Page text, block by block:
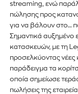
προϊόντα
αγοράς.
Για να εγγραφείτε,
στον ιστότοπό μας ή
παρακάτω. Μην
και δεν θα σας
πληροφορίες σας
streaming, ενώ
πώλησης προς
για να βάλουν στο…
Σημαντικά αυξημένο
κατασκευών, με τη
προσελκύοντας νέες
παράδειγμα τα
οποία σημείωσε
πωλήσεις της